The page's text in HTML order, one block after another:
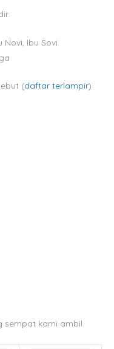
Novi, Ibu Sovi
(daftar terlampir)
sempat kami ambil.